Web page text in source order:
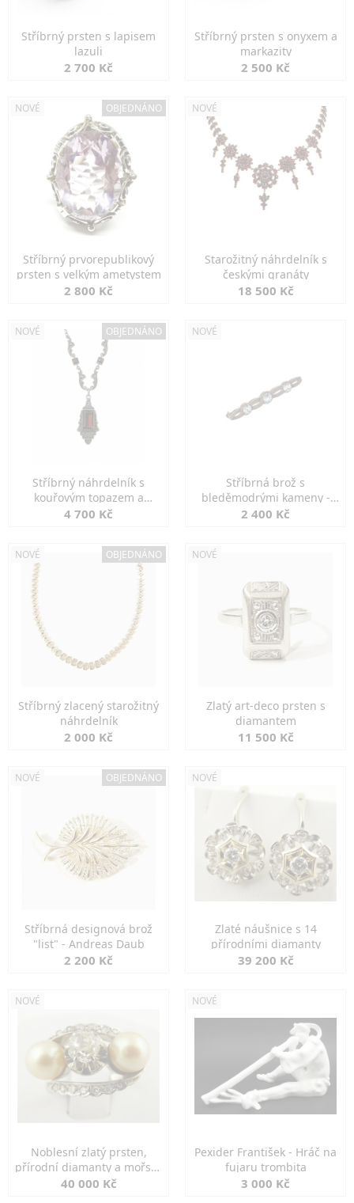
Stříbrný prsten s lapisem
lazuli
2 700 Kč
Stříbrný prsten s onyxem a
markazity
2 500 Kč
NOVÉ OBJEDNÁNO
Stříbrný prvorepublikový
prsten s velkým ametystem
2 800 Kč
NOVÉ
Starožitný náhrdelník s
českými granáty
18 500 Kč
NOVÉ OBJEDNÁNO
Stříbrný náhrdelník s
kouřovým topazem a
markazity
4 700 Kč
NOVÉ
Stříbrná brož s
bleděmodrými kameny -
jemná elegance
2 400 Kč
NOVÉ OBJEDNÁNO
Stříbrný zlacený starožitný
náhrdelník
2 000 Kč
NOVÉ
Zlatý art-deco prsten s
diamantem
11 500 Kč
NOVÉ OBJEDNÁNO
Stříbrná designová brož
"list" - Andreas Daub
2 200 Kč
NOVÉ
Zlaté náušnice s 14
přírodními diamanty
39 200 Kč
NOVÉ
Noblesní zlatý prsten,
přírodní diamanty a mořské
perly
40 000 Kč
NOVÉ
Pexider František - Hráč na
fujaru trombita
3 000 Kč